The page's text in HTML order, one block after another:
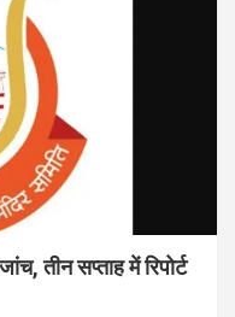
तीन सप्ताह में रिपोर्ट